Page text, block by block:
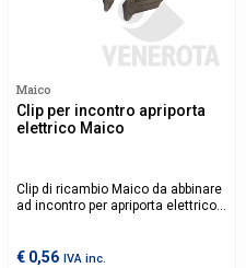
Maico
Clip per incontro apriporta
elettrico Maico
Clip di ricambio Maico da abbinare
ad incontro per apriporta elettrico
€ 0,56 IVA inc.